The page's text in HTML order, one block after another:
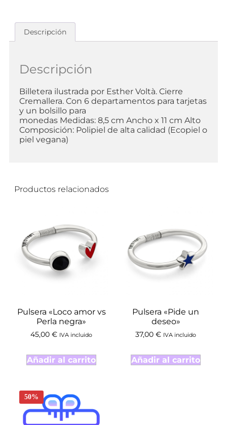
Descripción
Descripción
Billetera ilustrada por Esther Voltà. Cierre
Cremallera. Con 6 departamentos para tarjetas
y un bolsillo para
monedas Medidas: 8,5 cm Ancho x 11 cm Alto
Composición: Polipiel de alta calidad (Ecopiel o
piel vegana)
Productos relacionados
Pulsera «Loco amor vs
Perla negra»
45,00 € IVA incluido
Añadir al carrito
Pulsera «Pide un
deseo»
37,00 € IVA incluido
Añadir al carrito
50%